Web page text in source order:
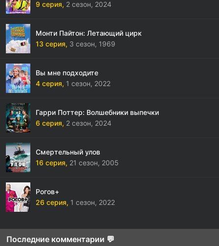
9 серия, 2 сезон, 2024
Монти Пайтон: Летающий цирк
13 серия, 3 сезон, 1969
Вы мне подходите
4 серия, 1 сезон, 2022
Гарри Поттер: Волшебники выпечки
6 серия, 2 сезон, 2024
Смертельный улов
16 серия, 21 сезон, 2005
Рогов+
26 серия, 1 сезон, 2022
Последние комментарии 💬